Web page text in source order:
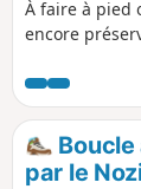
À faire à pied
encore
par le